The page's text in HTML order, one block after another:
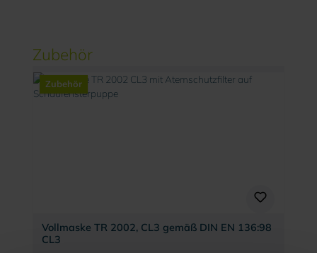
Produktgalerie überspringen
Zubehör
Zubehör
Vollmaske TR 2002, CL3 gemäß DIN EN 136:98
CL3